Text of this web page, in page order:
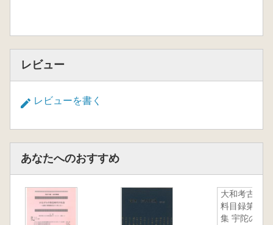
レビュー
レビューを書く
あなたへのおすすめ
大和考古資
料目録第14
集 宇陀の縄